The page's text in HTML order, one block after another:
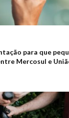
para que
Mercosul e